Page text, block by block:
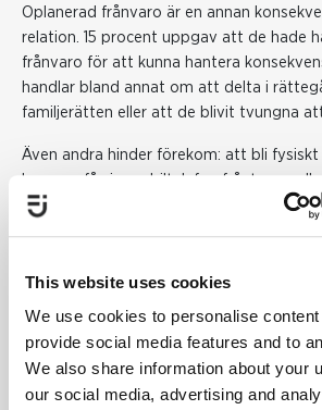
This website uses cookies
We use cookies to personalise
provide social media features and to
We also share information about your
our social media, advertising and
Oplanerad frånvaro är en annan
relation. 15 procent uppgav att de hade
frånvaro för att kunna hantera
handlar bland annat om att delta i
familjerätten eller att de blivit tvungna
Även andra hinder förekom: att bli fysiskt
hemma, få sin mobiltelefon fråntagen
partnern vägrar ta hand om barn eller
En svarande berättar: "Han sålde min bil
Hur arbetsplatsen kan
Undersökningen visar att den som är
berättar på arbetsplatsen i första hand